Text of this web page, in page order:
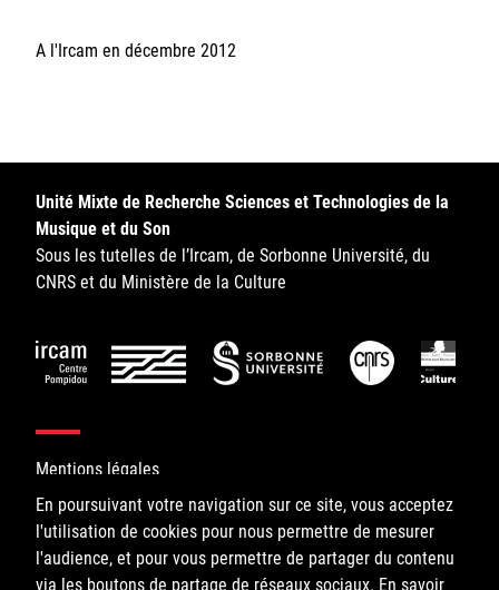
CNRS
Ministère de la Culture
Rester informé
Offres d'emplois/stages
A l'Ircam en décembre 2012
En poursuivant votre navigation sur ce site, vous acceptez
l'utilisation de cookies pour nous permettre de mesurer
l'audience, et pour vous permettre de partager du contenu
via les boutons de partage de réseaux sociaux. En savoir
Unité Mixte de Recherche Sciences et Technologies de la
Musique et du Son
Sous les tutelles de l’Ircam, de Sorbonne Université, du
CNRS et du Ministère de la Culture
Mentions légales
©IRCAM, 2026. All Rights Reserved.
1, place Igor-Stravinsky